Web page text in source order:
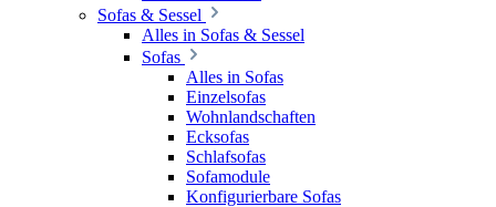
Sofas & Sessel
Alles in Sofas & Sessel
Sofas
Alles in Sofas
Einzelsofas
Wohnlandschaften
Ecksofas
Schlafsofas
Sofamodule
Konfigurierbare Sofas